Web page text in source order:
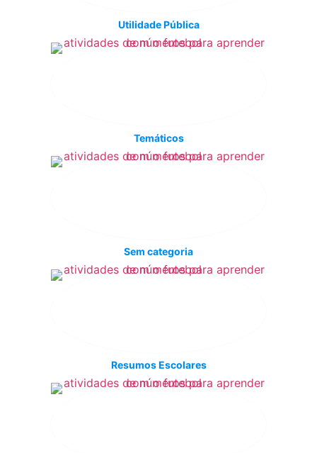
Utilidade Pública
Temáticos
Sem categoria
Resumos Escolares